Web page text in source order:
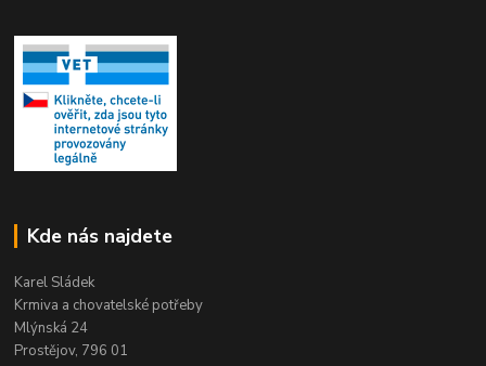
Kde nás najdete
Karel Sládek
Krmiva a chovatelské potřeby
Mlýnská 24
Prostějov, 796 01